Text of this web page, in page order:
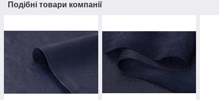
Подібні товари компанії